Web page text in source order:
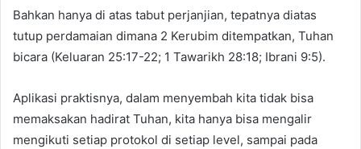
Bahkan hanya di atas tabut perjanjian, tepatnya diatas
tutup perdamaian dimana 2 Kerubim ditempatkan, Tuhan
bicara (Keluaran 25:17-22; 1 Tawarikh 28:18; Ibrani 9:5).
Aplikasi praktisnya, dalam menyembah kita tidak bisa
memaksakan hadirat Tuhan, kita hanya bisa mengalir
mengikuti setiap protokol di setiap level, sampai pada